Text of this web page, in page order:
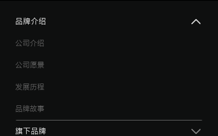
品牌介绍
公司介绍
公司愿景
发展历程
品牌故事
旗下品牌